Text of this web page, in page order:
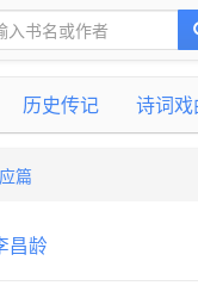
历史传记 诗词戏
篇
昌龄